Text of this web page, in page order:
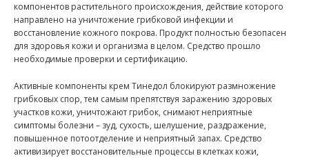
компонентов растительного происхождения, действие которого
направлено на уничтожение грибковой инфекции и
восстановление кожного покрова. Продукт полностью безопасен
для здоровья кожи и организма в целом. Средство прошло
необходимые проверки и сертификацию.
Активные компоненты крем Тинедол блокируют размножение
грибковых спор, тем самым препятствуя заражению здоровых
участков кожи, уничтожают грибок, снимают неприятные
симптомы болезни – зуд, сухость, шелушение, раздражение,
повышенное потоотделение и неприятный запах. Средство
активизирует восстановительные процессы в клетках кожи,